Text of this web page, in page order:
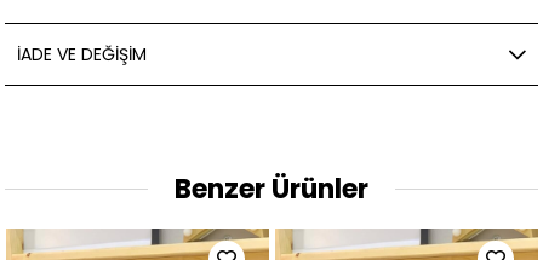
İADE VE DEĞIŞIM
Benzer Ürünler